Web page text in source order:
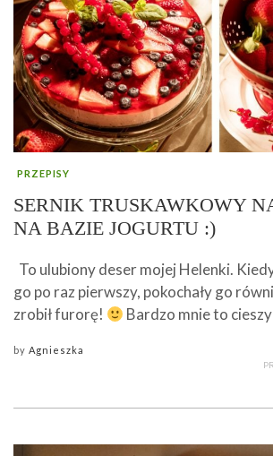
PRZEPISY
SERNIK TRUSKAWKOWY
NA BAZIE JOGURTU :)
To ulubiony deser mojej Helenki.
go po raz pierwszy, pokochały go
zrobił furorę!
Bardzo mnie to
by Agnieszka